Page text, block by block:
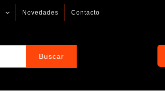
Novedades Contacto